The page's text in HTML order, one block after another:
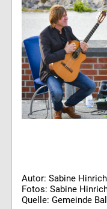
Autor: Sabine
Fotos: Sabine
Quelle: Gemeinde